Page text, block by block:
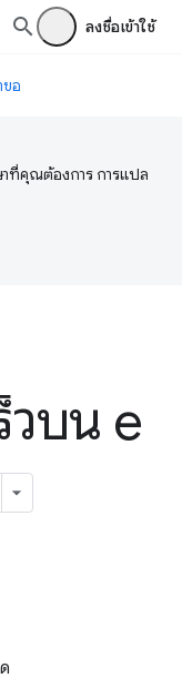
ลงชื่อเข้าใช้
ขอ
าที่คุณต้องการ การแปล
วบน e